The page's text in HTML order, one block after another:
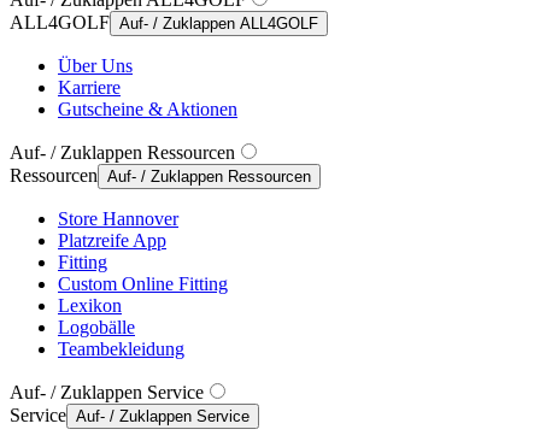
ALL4GOLF Auf- / Zuklappen ALL4GOLF
Über Uns
Karriere
Gutscheine & Aktionen
Auf- / Zuklappen Ressourcen
Ressourcen Auf- / Zuklappen Ressourcen
Store Hannover
Platzreife App
Fitting
Custom Online Fitting
Lexikon
Logobälle
Teambekleidung
Auf- / Zuklappen Service
Service Auf- / Zuklappen Service